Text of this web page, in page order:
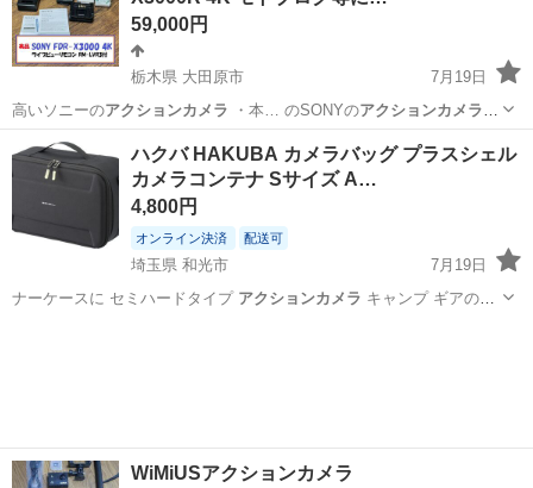
59,000円
栃木県 大田原市
7月19日
高いソニーのアクションカメラ ・本… のSONYのアクションカメラ
中古でも…
栃木 ビデオカメラ、ムービーカメラ
ハクバ HAKUBA カメラバッグ プラスシェル
カメラコンテナ Sサイズ A…
4,800円
オンライン決済 配送可
埼玉県 和光市
7月19日
ナーケースに セミハードタイプ アクションカメラ キャンプ ギアの収
WiMiUSアクションカメラ